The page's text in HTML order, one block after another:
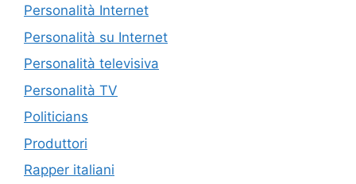
Personalità Internet
Personalità su Internet
Personalità televisiva
Personalità TV
Politicians
Produttori
Rapper italiani